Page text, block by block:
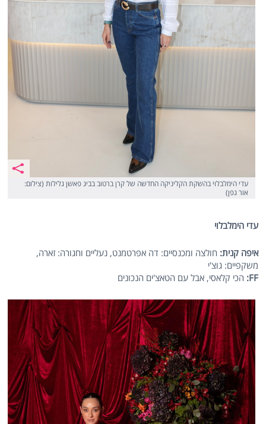
עדי הימלבלוי בהשקת הקליניקה החדשה של קרן ברטוב בביג פאשן גלילות (צילום:
אור גפן)
עדי הימלבלוי
איפה קנית: חולצה ומכנסיים: דה אפרטמנט, נעליים וחגורה: זארה,
משקפיים: גוצ'י
FF
: הכי קלאסי, אבל עם הטאצ'ים הנכונים